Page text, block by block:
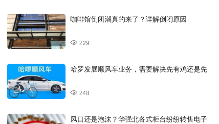
咖啡馆倒闭潮真的来了？详解倒闭原因
229
哈罗发展顺风车业务，需要解决先有鸡还是先
248
风口还是泡沫？华强北各式柜台纷纷转售电子